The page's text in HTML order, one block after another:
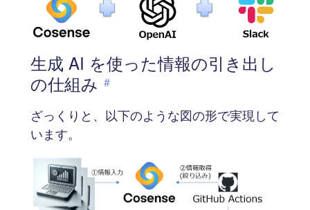
生成 AI を使った情報の引き出し
の仕組み #
ざっくりと、以下のような図の形で実現して
います。